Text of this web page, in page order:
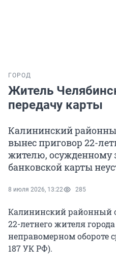
ГОРОД
Житель
передачу карты
Калининский
вынес приговор 22-
жителю, осужденному
банковской карты
8 июля 2026, 13:22 285
Калининский районный
22-летнего жителя
неправомерном обороте
187 УК РФ).